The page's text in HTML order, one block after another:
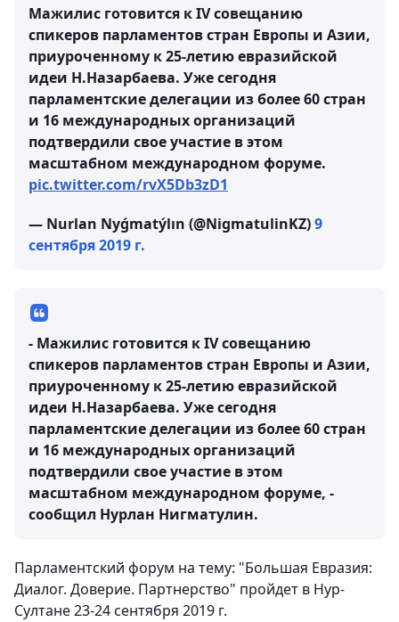
Мажилис готовится к IV совещанию
спикеров парламентов стран Европы и Азии,
приуроченному к 25-летию евразийской
идеи Н.Назарбаева. Уже сегодня
парламентские делегации из более 60 стран
и 16 международных организаций
подтвердили свое участие в этом
масштабном международном форуме.
pic.twitter.com/rvX5Db3zD1
— Nurlan Nyǵmatýlın (@NigmatulinKZ)9
сентября 2019 г.
- Мажилис готовится к IV совещанию
спикеров парламентов стран Европы и Азии,
приуроченному к 25-летию евразийской
идеи Н.Назарбаева. Уже сегодня
парламентские делегации из более 60 стран
и 16 международных организаций
подтвердили свое участие в этом
масштабном международном форуме, -
сообщил Нурлан Нигматулин.
Парламентский форум на тему: "Большая Евразия:
Диалог. Доверие. Партнерство" пройдет в Нур-
Султане 23-24 сентября 2019 г.